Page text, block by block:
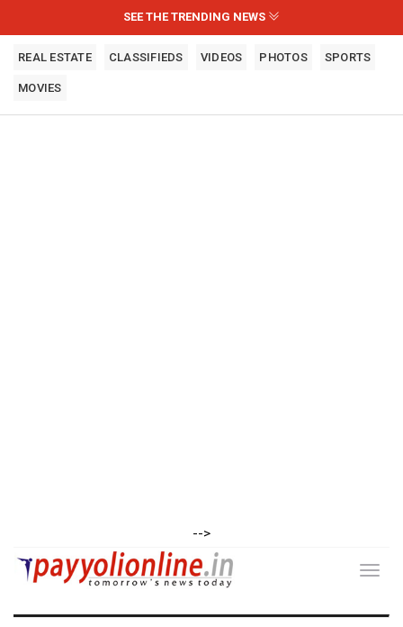
SEE THE TRENDING NEWS
REAL ESTATE CLASSIFIEDS VIDEOS PHOTOS SPORTS
MOVIES
-->